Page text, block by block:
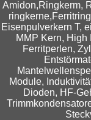
Amidon,Ringkerm,
Eisenpulverkern T,
MMP Kern,
Ferritperlen,
Module,
Dioden, HF-